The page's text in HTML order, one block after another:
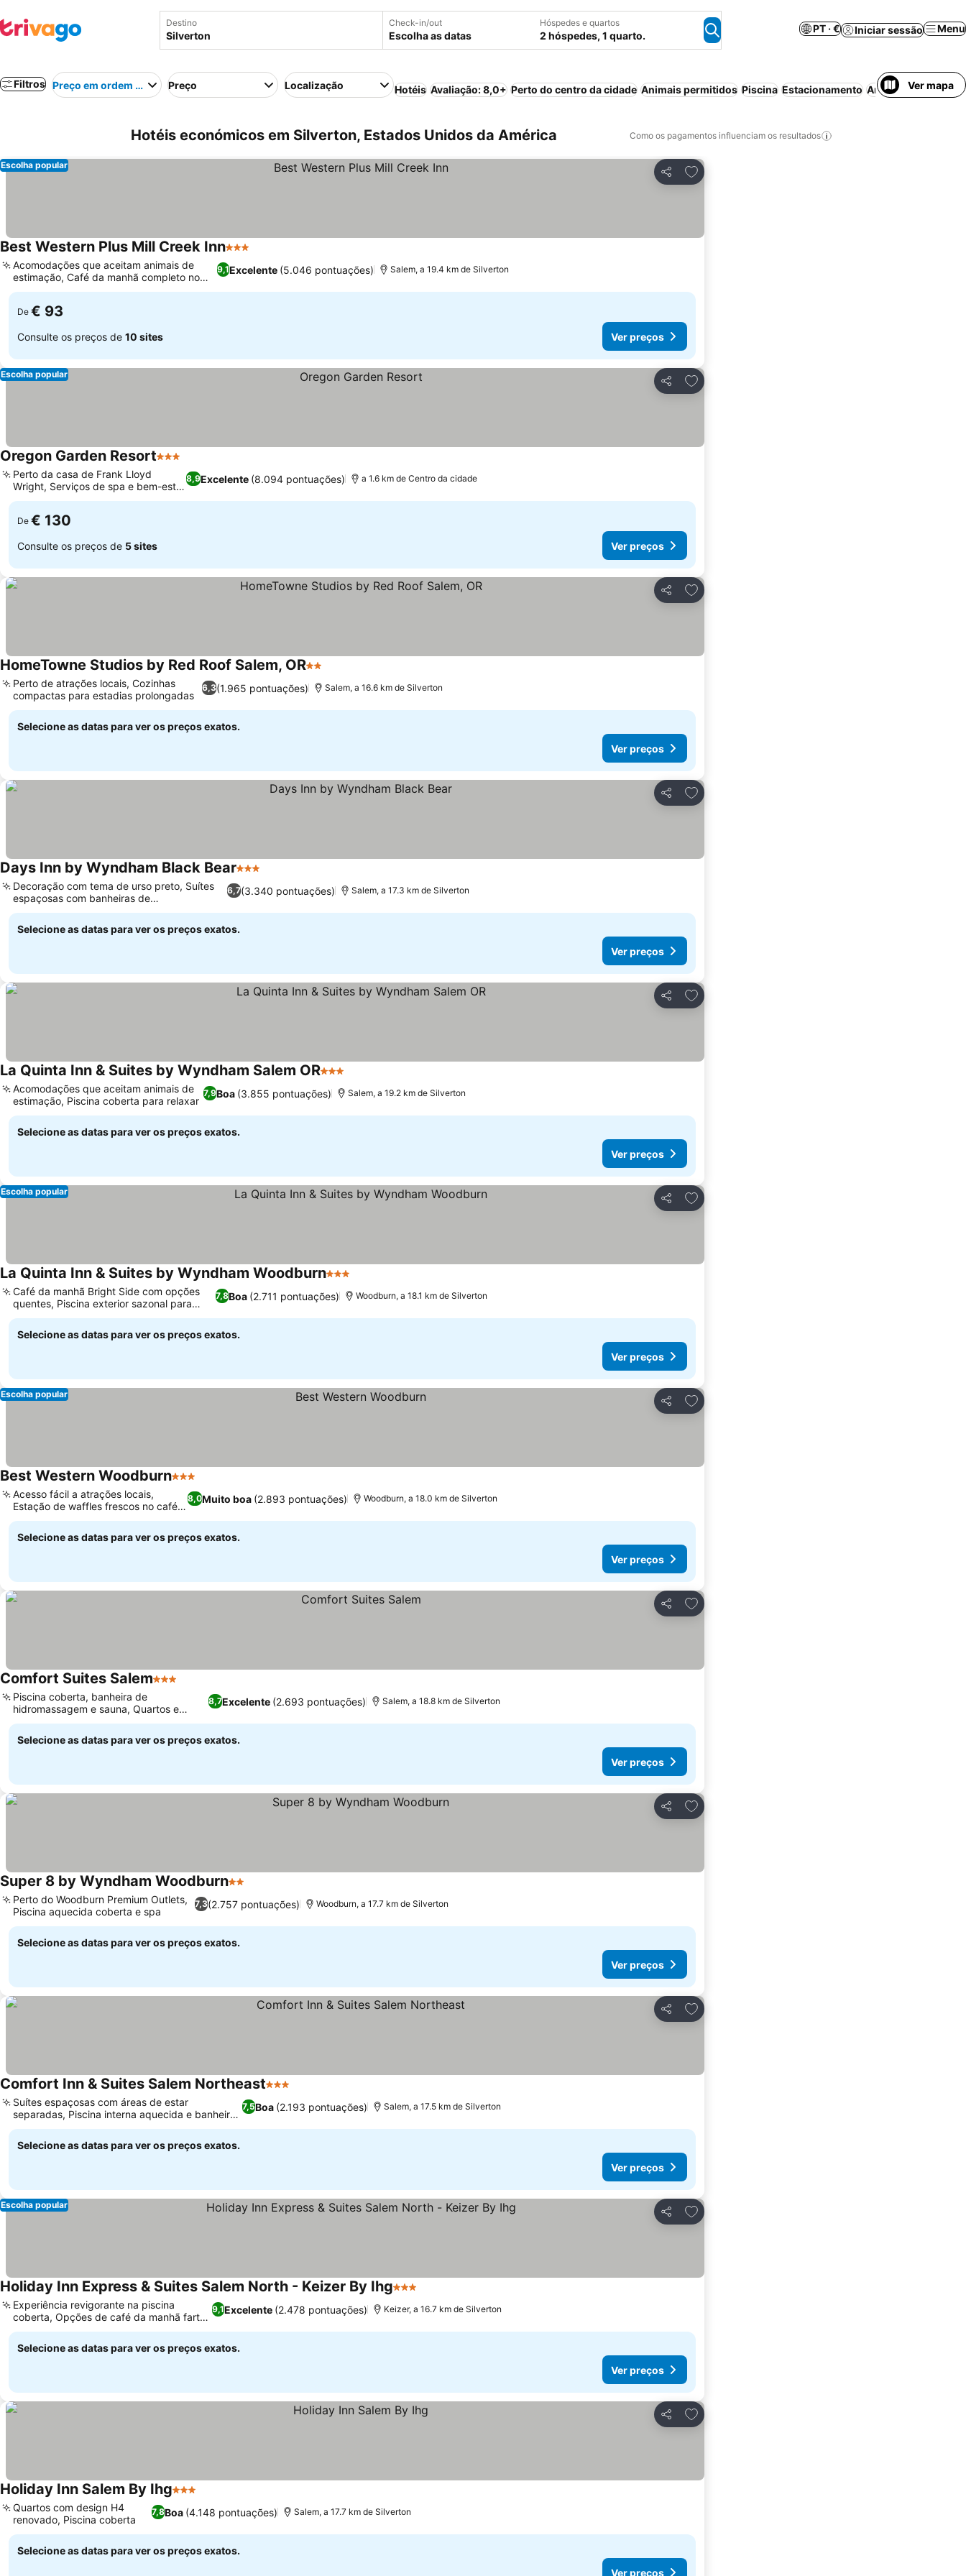
Destino Check-in/out
Escolha as datas
Hóspedes e quartos
2 hóspedes, 1 quarto.
PT · € Iniciar sessão Menu
Filtros Preço em ordem crescentePreço Localização Hotéis Avaliação: 8,0+ Perto do centro da cidade Animais permitidos Piscina Estacionamento Ar condicionado
Ver mapa
Hotéis económicos em Silverton, Estados Unidos da América Como os pagamentos influenciam os resultados
Partilhar
Adicionar aos favoritos
Escolha popular
Best Western Plus Mill Creek Inn3 Estrelas
9,1Excelente (5.046 pontuações)
Acomodações que aceitam animais de
estimação, Café da manhã completo no
Denny's ao lado
Salem, a 19.4 km de Silverton
De € 93
Consulte os preços de 10 sites Ver preços
Partilhar
Adicionar aos favoritos
Escolha popular
Oregon Garden Resort3 Estrelas
8,9Excelente (8.094 pontuações)
Perto da casa de Frank Lloyd
Wright, Serviços de spa e bem-estar
no local
a 1.6 km de Centro da cidade
De € 130
Consulte os preços de 5 sites Ver preços
Partilhar
Adicionar aos favoritos
HomeTowne Studios by Red Roof Salem, OR2 Estrelas
6,3(1.965 pontuações)
Perto de atrações locais, Cozinhas
compactas para estadias prolongadas
Salem, a 16.6 km de Silverton
Selecione as datas para ver os preços exatos.
Ver preços
Partilhar
Adicionar aos favoritos
Days Inn by Wyndham Black Bear3 Estrelas
6,7(3.340 pontuações)
Decoração com tema de urso preto, Suítes
espaçosas com banheiras de
hidromassagem
Salem, a 17.3 km de Silverton
Selecione as datas para ver os preços exatos.
Ver preços
Partilhar
Adicionar aos favoritos
La Quinta Inn & Suites by Wyndham Salem OR3 Estrelas
7,9Boa (3.855 pontuações)
Acomodações que aceitam animais de
estimação, Piscina coberta para relaxar
Salem, a 19.2 km de Silverton
Selecione as datas para ver os preços exatos.
Ver preços
Partilhar
Adicionar aos favoritos
Escolha popular
La Quinta Inn & Suites by Wyndham Woodburn3 Estrelas
7,8Boa (2.711 pontuações)
Café da manhã Bright Side com opções
quentes, Piscina exterior sazonal para
relaxar
Woodburn, a 18.1 km de Silverton
Selecione as datas para ver os preços exatos.
Ver preços
Partilhar
Adicionar aos favoritos
Escolha popular
Best Western Woodburn3 Estrelas
8,0Muito boa (2.893 pontuações)
Acesso fácil a atrações locais,
Estação de waffles frescos no café
da manhã
Woodburn, a 18.0 km de Silverton
Selecione as datas para ver os preços exatos.
Ver preços
Partilhar
Adicionar aos favoritos
Comfort Suites Salem3 Estrelas
8,7Excelente (2.693 pontuações)
Piscina coberta, banheira de
hidromassagem e sauna, Quartos e
suítes recém-renovados
Salem, a 18.8 km de Silverton
Selecione as datas para ver os preços exatos.
Ver preços
Partilhar
Adicionar aos favoritos
Super 8 by Wyndham Woodburn2 Estrelas
7,3(2.757 pontuações)
Perto do Woodburn Premium Outlets,
Piscina aquecida coberta e spa
Woodburn, a 17.7 km de Silverton
Selecione as datas para ver os preços exatos.
Ver preços
Partilhar
Adicionar aos favoritos
Comfort Inn & Suites Salem Northeast3 Estrelas
7,5Boa (2.193 pontuações)
Suítes espaçosas com áreas de estar
separadas, Piscina interna aquecida e banheira
de hidromassagem
Salem, a 17.5 km de Silverton
Selecione as datas para ver os preços exatos.
Ver preços
Partilhar
Adicionar aos favoritos
Escolha popular
Holiday Inn Express & Suites Salem North - Keizer By Ihg3 Estrelas
9,1Excelente (2.478 pontuações)
Experiência revigorante na piscina
coberta, Opções de café da manhã fartas
e equilibradas
Keizer, a 16.7 km de Silverton
Selecione as datas para ver os preços exatos.
Ver preços
Partilhar
Adicionar aos favoritos
Holiday Inn Salem By Ihg3 Estrelas
7,8Boa (4.148 pontuações)
Quartos com design H4
renovado, Piscina coberta
Salem, a 17.7 km de Silverton
Selecione as datas para ver os preços exatos.
Ver preços